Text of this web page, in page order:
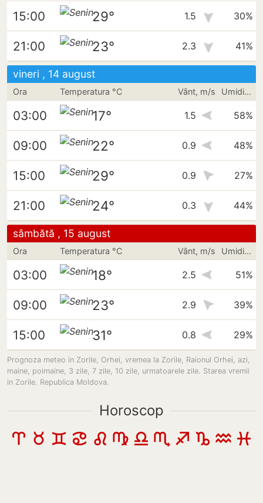
15:00 29° 1.5 30%
21:00 23° 2.3 41%
vineri , 14 august
Ora Temperatura °C Vânt, m/s Umiditate
03:00 17° 1.5 58%
09:00 22° 0.9 48%
15:00 29° 0.9 27%
21:00 24° 0.3 44%
sâmbătă , 15 august
Ora Temperatura °C Vânt, m/s Umiditate
03:00 18° 2.5 51%
09:00 23° 2.9 39%
15:00 31° 0.8 29%
Prognoza meteo in Zorile, Orhei, vremea la Zorile, Raionul Orhei, azi,
maine, poimaine, 3 zile, 7 zile, 10 zile, urmatoarele zile. Starea vremii
in Zorile. Republica Moldova.
Horoscop